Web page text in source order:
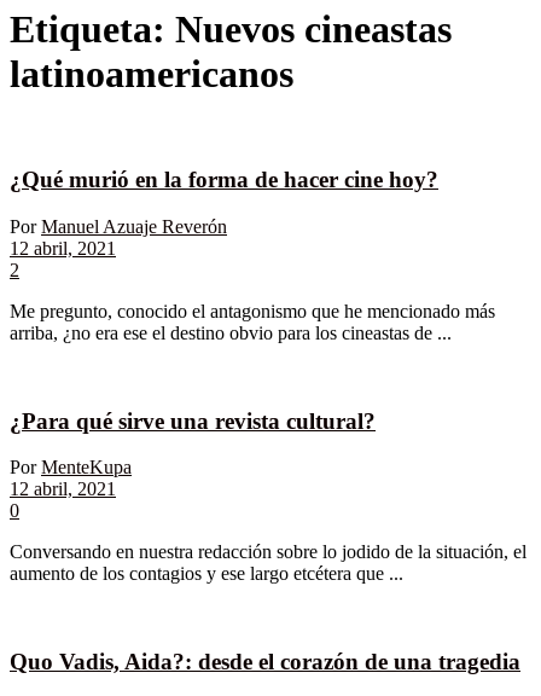
Etiqueta: Nuevos cineastas
latinoamericanos
¿Qué murió en la forma de hacer cine hoy?
Por Manuel Azuaje Reverón
12 abril, 2021
2
Me pregunto, conocido el antagonismo que he mencionado más
arriba, ¿no era ese el destino obvio para los cineastas de ...
¿Para qué sirve una revista cultural?
Por MenteKupa
12 abril, 2021
0
Conversando en nuestra redacción sobre lo jodido de la situación, el
aumento de los contagios y ese largo etcétera que ...
Quo Vadis, Aida?: desde el corazón de una tragedia